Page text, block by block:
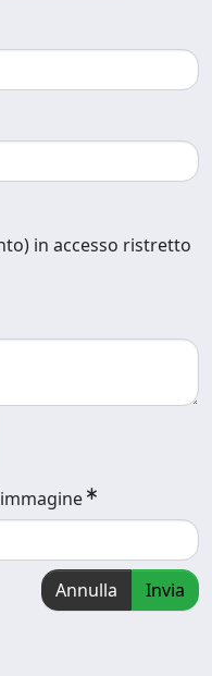
in accesso ristretto
Annulla Invia